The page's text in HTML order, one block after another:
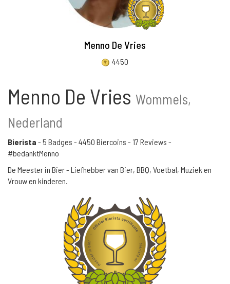
Menno De Vries
4450
Menno De Vries Wommels,
Nederland
Bierista - 5 Badges - 4450 Biercoins - 17 Reviews -
#bedanktMenno
De Meester in Bier - Liefhebber van Bier, BBQ, Voetbal, Muziek en
Vrouw en kinderen.